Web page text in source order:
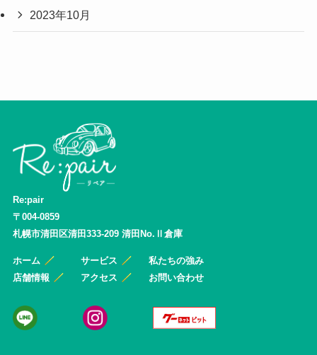
2023年10月
Re:pair
〒004-0859
札幌市清田区清田333-209 清田No.Ⅱ倉庫
ホーム サービス
私たちの強み
店舗情報
アクセス お問い合わせ